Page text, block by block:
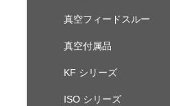
真空フィードスルー
真空付属品
KF シリーズ
ISO シリーズ